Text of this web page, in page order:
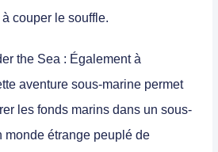
couper le souffle.
the Sea : Également à
aventure sous-marine permet
les fonds marins dans un sous-
monde étrange peuplé de